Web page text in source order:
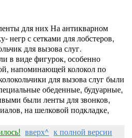
для них На антикварном
негр с сетками для лобстеров,
для вызова слуг.
в виде фигурок, особенно
напоминающей колокол по
для вызова слуг были
обеденные, будуарные,
были ленты для звонков,
на шелковой подкладке,
вверх^ к полной версии